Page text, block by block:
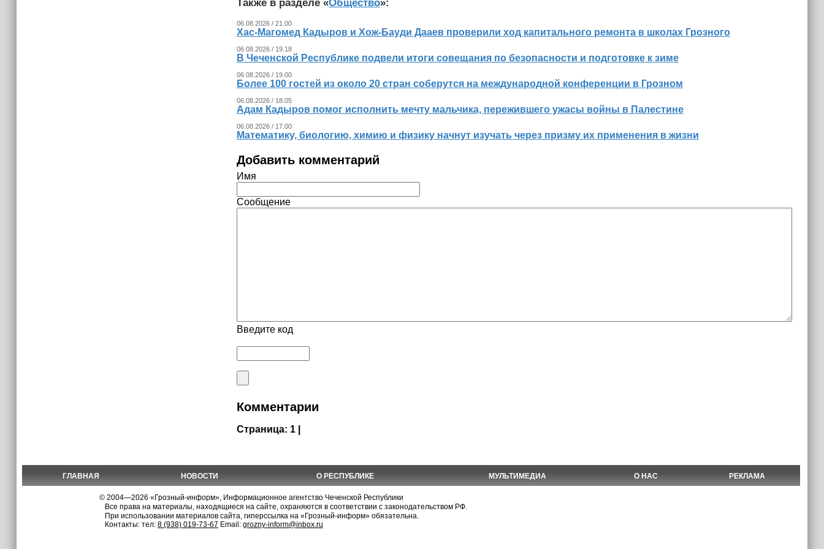
Также в разделе «Общество»:
06.08.2026 / 21.00
Хас-Магомед Кадыров и Хож-Бауди Дааев проверили ход капитального ремонта в школах Грозного
06.08.2026 / 19.18
В Чеченской Республике подвели итоги совещания по безопасности и подготовке к зиме
06.08.2026 / 19.00
Более 100 гостей из около 20 стран соберутся на международной конференции в Грозном
06.08.2026 / 18.05
Адам Кадыров помог исполнить мечту мальчика, пережившего ужасы войны в Палестине
06.08.2026 / 17.00
Математику, биологию, химию и физику начнут изучать через призму их применения в жизни
Добавить комментарий
Имя
Сообщение
Введите код
Комментарии
Страница: 1 |
ГЛАВНАЯ НОВОСТИ О РЕСПУБЛИКЕ МУЛЬТИМЕДИА О НАС РЕКЛАМА
© 2004—2026 «Грозный-информ», Информационное агентство Чеченской Республики
Все права на материалы, находящиеся на сайте, охраняются в соответствии с законодательством РФ.
При использовании материалов сайта, гиперссылка на «Грозный-информ» обязательна.
Контакты: тел: 8 (938) 019-73-67 Email: grozny-inform@inbox.ru